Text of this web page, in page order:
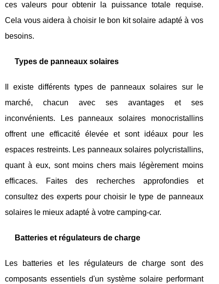
ces valeurs pour obtenir la puissance totale requise.
Cela vous aidera à choisir le bon kit solaire adapté à vos
besoins.
Types de panneaux solaires
Il existe différents types de panneaux solaires sur le
marché, chacun avec ses avantages et ses
inconvénients. Les panneaux solaires monocristallins
offrent une efficacité élevée et sont idéaux pour les
espaces restreints. Les panneaux solaires polycristallins,
quant à eux, sont moins chers mais légèrement moins
efficaces. Faites des recherches approfondies et
consultez des experts pour choisir le type de panneaux
solaires le mieux adapté à votre camping-car.
Batteries et régulateurs de charge
Les batteries et les régulateurs de charge sont des
composants essentiels d'un système solaire performant